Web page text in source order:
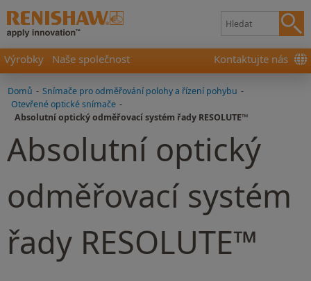
Výrobky Naše společnost Kontaktujte nás
Domů - Snímače pro odměřování polohy a řízení pohybu -
Otevřené optické snímače -
Absolutní optický odměřovací systém řady RESOLUTE™
Absolutní optický
odměřovací systém
řady RESOLUTE™